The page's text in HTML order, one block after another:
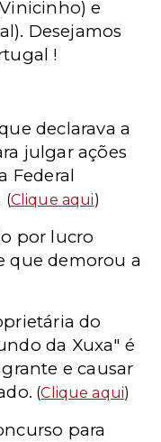
e
Desejamos
!
declarava a
julgar ações
Federal
(Clique aqui)
por lucro
que demorou a
do
da Xuxa" é
e causar
(Clique aqui)
para